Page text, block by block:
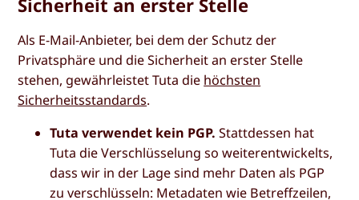
Sicherheit an erster Stelle
Als E-Mail-Anbieter, bei dem der Schutz der
Privatsphäre und die Sicherheit an erster Stelle
stehen, gewährleistet Tuta die höchsten
Sicherheitsstandards.
Tuta verwendet kein PGP. Stattdessen hat
Tuta die Verschlüsselung so weiterentwickelts,
dass wir in der Lage sind mehr Daten als PGP
zu verschlüsseln: Metadaten wie Betreffzeilen,